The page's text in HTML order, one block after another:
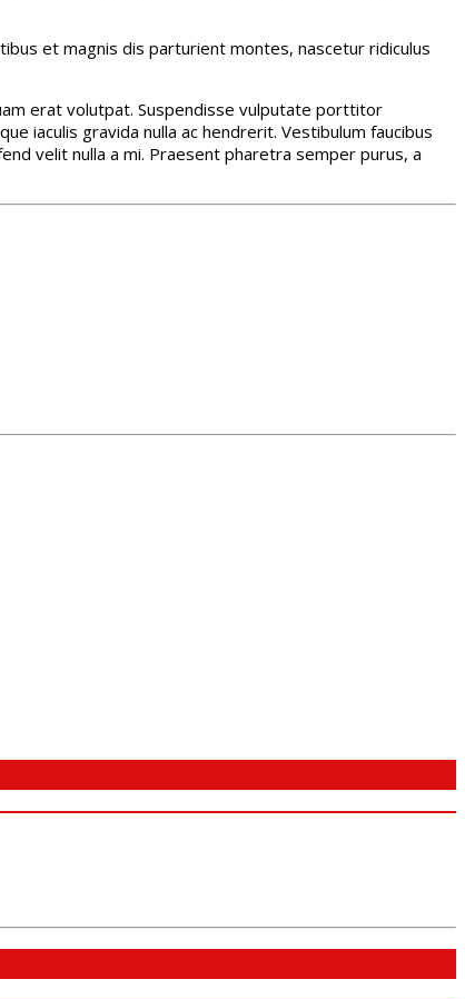
et magnis dis parturient montes, nascetur ridiculus
erat volutpat. Suspendisse vulputate porttitor
iaculis gravida nulla ac hendrerit. Vestibulum faucibus
velit nulla a mi. Praesent pharetra semper purus, a